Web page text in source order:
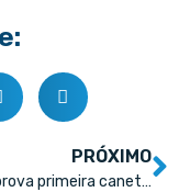
PRÓXIMO
Anvisa aprova primeira caneta de semaglutida sintética análoga ao Ozempic para diabetes